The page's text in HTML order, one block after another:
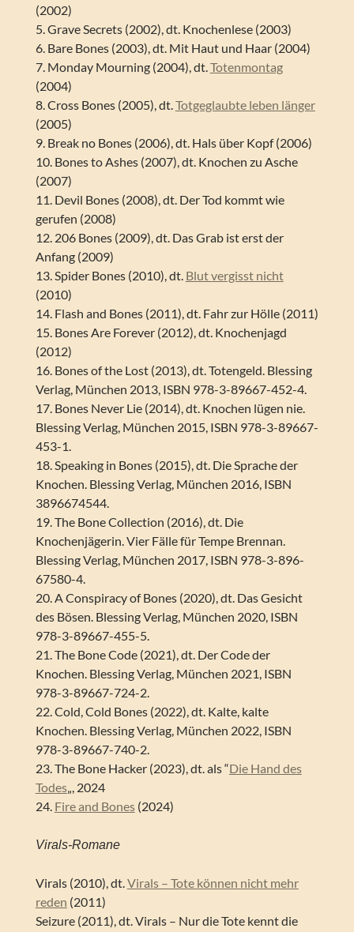
(2002)
5. Grave Secrets (2002), dt. Knochenlese (2003)
6. Bare Bones (2003), dt. Mit Haut und Haar (2004)
7. Monday Mourning (2004), dt.Totenmontag
(2004)
8. Cross Bones (2005), dt.Totgeglaubte leben länger
(2005)
9. Break no Bones (2006), dt. Hals über Kopf (2006)
10. Bones to Ashes (2007), dt. Knochen zu Asche
(2007)
11. Devil Bones (2008), dt. Der Tod kommt wie
gerufen (2008)
12. 206 Bones (2009), dt. Das Grab ist erst der
Anfang (2009)
13. Spider Bones (2010), dt. Blut vergisst nicht
(2010)
14. Flash and Bones (2011), dt. Fahr zur Hölle (2011)
15. Bones Are Forever (2012), dt. Knochenjagd
(2012)
16. Bones of the Lost (2013), dt. Totengeld. Blessing
Verlag, München 2013, ISBN 978-3-89667-452-4.
17. Bones Never Lie (2014), dt. Knochen lügen nie.
Blessing Verlag, München 2015, ISBN 978-3-89667-
453-1.
18. Speaking in Bones (2015), dt. Die Sprache der
Knochen. Blessing Verlag, München 2016, ISBN
3896674544.
19. The Bone Collection (2016), dt. Die
Knochenjägerin. Vier Fälle für Tempe Brennan.
Blessing Verlag, München 2017, ISBN 978-3-896-
67580-4.
20. A Conspiracy of Bones (2020), dt. Das Gesicht
des Bösen. Blessing Verlag, München 2020, ISBN
978-3-89667-455-5.
21. The Bone Code (2021), dt. Der Code der
Knochen. Blessing Verlag, München 2021, ISBN
978-3-89667-724-2.
22. Cold, Cold Bones (2022), dt. Kalte, kalte
Knochen. Blessing Verlag, München 2022, ISBN
978-3-89667-740-2.
23. The Bone Hacker (2023), dt. als “Die Hand des
Todes„, 2024
24. Fire and Bones(2024)
Virals-Romane
Virals (2010), dt.Virals – Tote können nicht mehr
reden (2011)
Seizure (2011), dt. Virals – Nur die Tote kennt die